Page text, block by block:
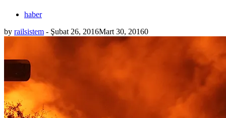
haber
by railsistem - Şubat 26, 2016Mart 30, 20160